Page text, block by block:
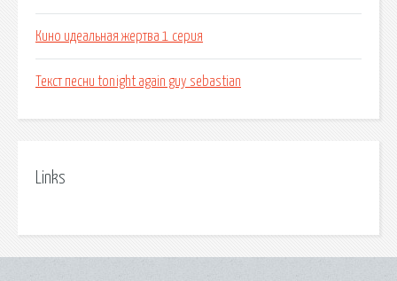
Кино идеальная жертва 1 серия
Текст песни tonight again guy sebastian
Links